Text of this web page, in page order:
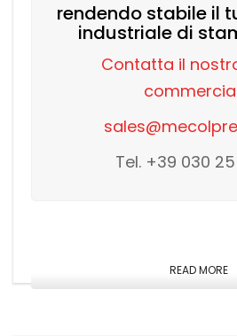
rendendo stabile il
industriale di
Contatta il
Tel. +39 030 25
READ MORE